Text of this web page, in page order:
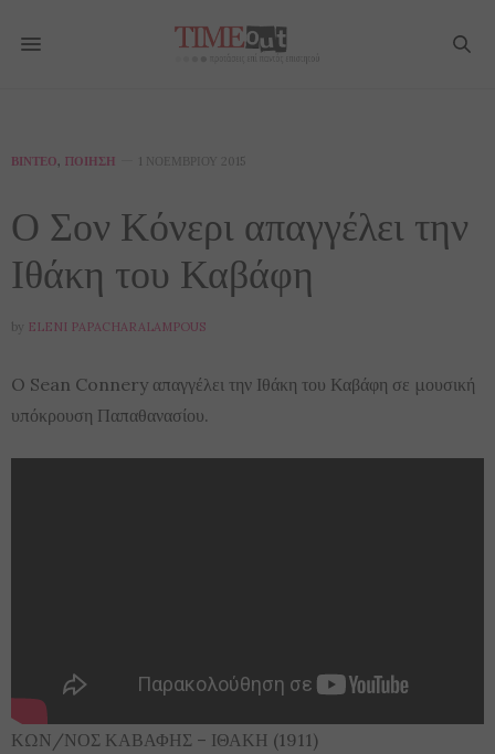
ΒΊΝΤΕΟ, ΠΟΊΗΣΗ 1 ΝΟΕΜΒΡΊΟΥ 2015
Ο Σον Κόνερι απαγγέλει την
Ιθάκη του Καβάφη
by ELENI PAPACHARALAMPOUS
O Sean Connery απαγγέλει την Ιθάκη του Καβάφη σε μουσική
υπόκρουση Παπαθανασίου.
ΚΩΝ/ΝΟΣ ΚΑΒΑΦΗΣ – ΙΘΑΚΗ (1911)